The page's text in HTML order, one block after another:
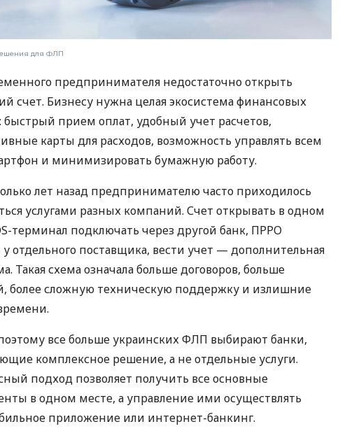
для ФЛП
предпринимателя недостаточно открыть
счет. Бизнесу нужна целая экосистема финансовых
быстрый прием оплат, удобный учет расчетов,
карты для расходов, возможность управлять всем
и минимизировать бумажную работу.
лет назад предпринимателю часто приходилось
услугами разных компаний. Счет открывать в одном
терминал подключать через другой банк, ПРРО
у отдельного поставщика, вести учет — дополнительная
Такая схема означала больше договоров, больше
более сложную техническую поддержку и излишние
все больше украинских ФЛП выбирают банки,
комплексное решение, а не отдельные услуги.
подход позволяет получить все основные
в одном месте, а управление ими осуществлять
приложение или интернет-банкинг.